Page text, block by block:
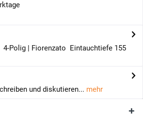
4-Polig | Fiorenzato Eintauchtiefe 155
und diskutieren... mehr